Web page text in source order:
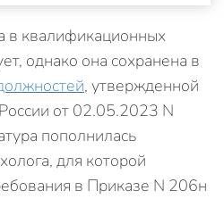
в квалификационных
однако она сохранена в
, утвержденной
от 02.05.2023 N
пополнилась
для которой
в Приказе N 206н